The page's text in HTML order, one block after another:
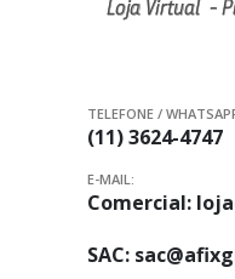
TELEFONE /
(11) 3624-4747
E-MAIL:
Comercial:
SAC: